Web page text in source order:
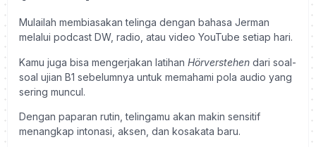
Mulailah membiasakan telinga dengan bahasa Jerman
melalui podcast DW, radio, atau video YouTube setiap hari.
Kamu juga bisa mengerjakan latihan Hörverstehen dari soal-
soal ujian B1 sebelumnya untuk memahami pola audio yang
sering muncul.
Dengan paparan rutin, telingamu akan makin sensitif
menangkap intonasi, aksen, dan kosakata baru.